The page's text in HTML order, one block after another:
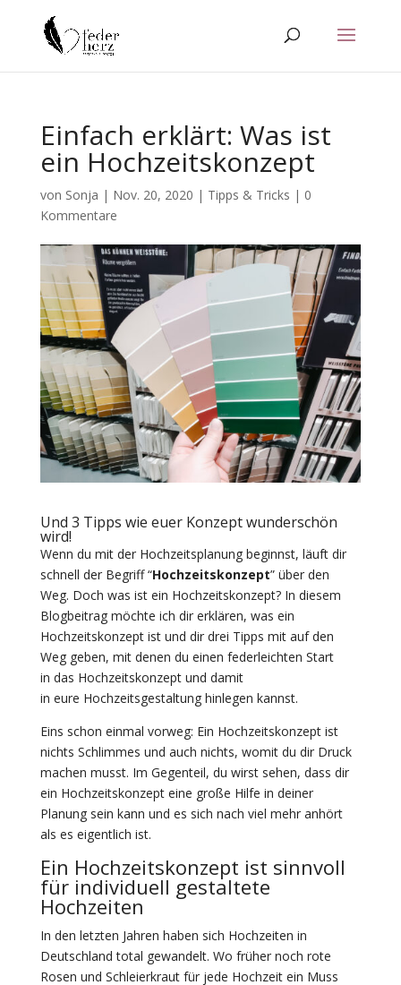
Einfach erklärt: Was ist
ein Hochzeitskonzept
von Sonja | Nov. 20, 2020 | Tipps & Tricks | 0
Kommentare
Und 3 Tipps wie euer Konzept wunderschön
wird!
Wenn du mit der Hochzeitsplanung beginnst, läuft dir
schnell der Begriff “Hochzeitskonzept” über den
Weg. Doch was ist ein Hochzeitskonzept? In diesem
Blogbeitrag möchte ich dir erklären, was ein
Hochzeitskonzept ist und dir drei Tipps mit auf den
Weg geben, mit denen du einen federleichten Start
in das Hochzeitskonzept und damit
in eure Hochzeitsgestaltung hinlegen kannst.
Eins schon einmal vorweg: Ein Hochzeitskonzept ist
nichts Schlimmes und auch nichts, womit du dir Druck
machen musst. Im Gegenteil, du wirst sehen, dass dir
ein Hochzeitskonzept eine große Hilfe in deiner
Planung sein kann und es sich nach viel mehr anhört
als es eigentlich ist.
Ein Hochzeitskonzept ist sinnvoll
für individuell gestaltete
Hochzeiten
In den letzten Jahren haben sich Hochzeiten in
Deutschland total gewandelt. Wo früher noch rote
Rosen und Schleierkraut für jede Hochzeit ein Muss